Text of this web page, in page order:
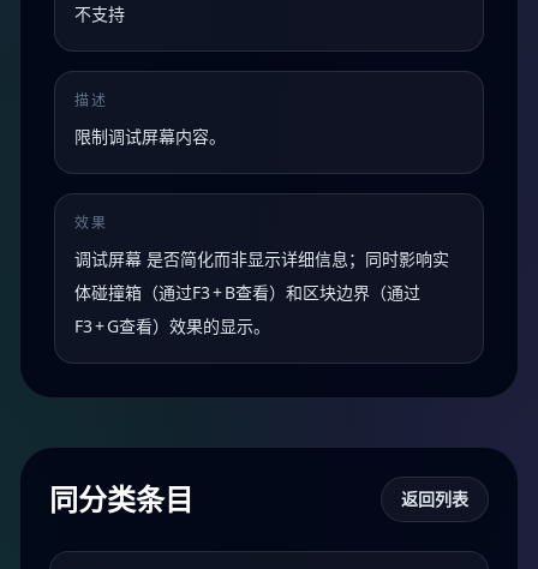
不支持
描述
限制调试屏幕内容。
效果
调试屏幕 是否简化而非显示详细信息；同时影响实
体碰撞箱（通过F3 + B查看）和区块边界（通过
F3 + G查看）效果的显示。
同分类条目 返回列表